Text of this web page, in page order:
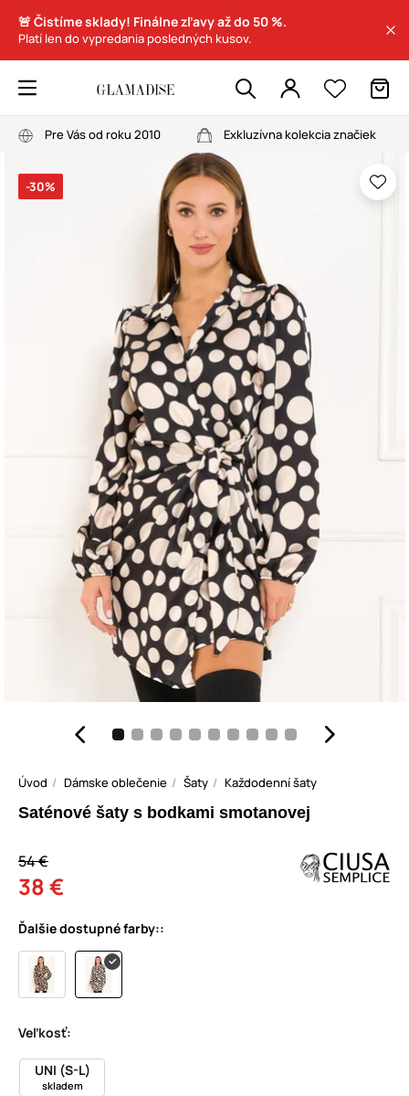
🚨 Čistíme sklady! Finálne zľavy až do 50 %.
Platí len do vypredania posledných kusov.
Pre Vás od roku 2010 Exkluzívna kolekcia značiek
-30%
Úvod Dámske oblečenie Šaty Každodenní šaty
Saténové šaty s bodkami smotanovej
54 €
38 €
Ďalšie dostupné farby::
Veľkosť:
UNI (S-L)
skladem